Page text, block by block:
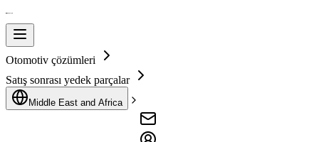
Otomotiv çözümleri
Satış sonrası yedek parçalar
Middle East and Africa